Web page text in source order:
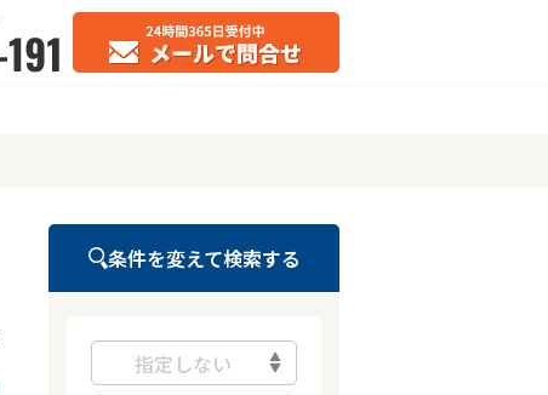
条件を変えて検索する
指定しない